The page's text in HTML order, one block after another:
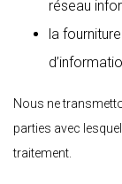
réseau
la
Nous ne
parties avec
traitement.